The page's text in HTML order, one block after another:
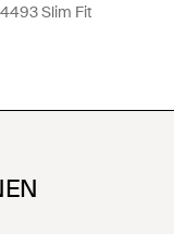
Slim Fit